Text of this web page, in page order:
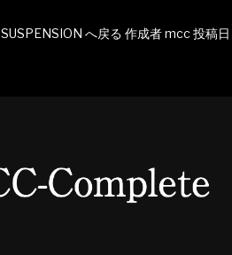
SUSPENSION へ戻る 作成者mcc投稿日